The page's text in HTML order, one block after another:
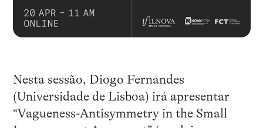
Nesta sessão, Diogo Fernandes
(Universidade de Lisboa) irá apresentar
“Vagueness-Antisymmetry in the Small